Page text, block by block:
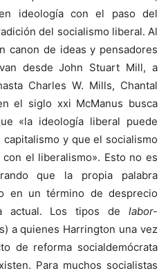
ideología con el paso del
del socialismo liberal. Al
canon de ideas y pensadores
desde John Stuart Mill, a
Charles W. Mills, Chantal
el siglo xxi McManus busca
«la ideología liberal puede
y que el socialismo
el liberalismo». Esto no es
que la propia palabra
en un término de desprecio
actual. Los tipos de labor-
a quienes Harrington una vez
de reforma socialdemócrata
Para muchos socialistas